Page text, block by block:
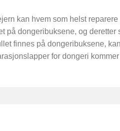
kan hvem som helst reparere
på dongeribuksene, og deretter
finnes på dongeribuksene,
for dongeri kommer